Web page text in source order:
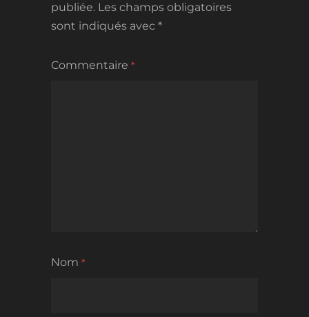
publiée. Les champs obligatoires
sont indiqués avec *
Commentaire *
Nom *